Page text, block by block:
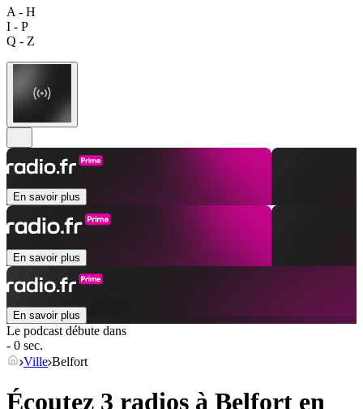
A - H
I - P
Q - Z
En savoir plus
En savoir plus
En savoir plus
Le podcast débute dans
- 0 sec.
Ville Belfort
Écoutez 3 radios à Belfort en